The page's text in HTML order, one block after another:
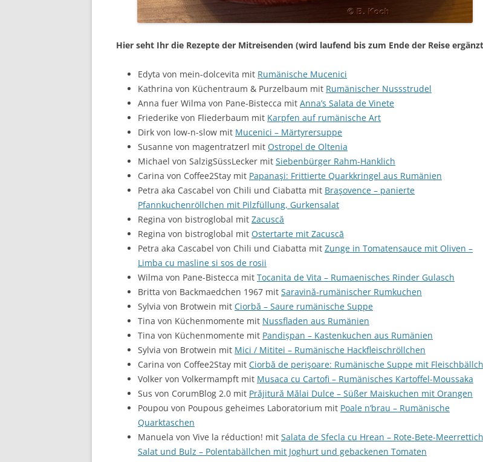
Hier seht Ihr die Rezepte der Mitreisenden (wird laufend bis zum Ende der Reise
Edyta von mein-dolcevita mit Rumänische Mucenici
Kathrina von Küchentraum & Purzelbaum mit Rumänischer Nussstrudel
Anna fuer Wilma von Pane-Bistecca mit Anna’s Salata de Vinete
Friederike von Fliederbaum mit Karpfen auf rumänische Art
Dirk von low-n-slow mit Mucenici – Märtyrersuppe
Susanne von magentratzerl mit Ostropel de Oltenia
Michael von SalzigSüssLecker mit Siebenbürger Rahm-Hanklich
Carina von Coffee2Stay mit Papanaşi: Frittierte Quarkkringel aus Rumänien
Petra aka Cascabel von Chili und Ciabatta mit Braşovence – panierte
Pfannkuchenröllchen mit Pilzfüllung, Gurkensalat
Regina von bistroglobal mit Zacuscă
Regina von bistroglobal mit Ostertarte mit Zacuscā
Petra aka Cascabel von Chili und Ciabatta mit Zunge in Tomatensauce mit Oliven –
Limba cu masline si sos de rosii
Wilma von Pane-Bistecca mit Tocanita de Vita – Rumaenisches Rinder Gulasch
Britta von Backmaedchen 1967 mit Saravină-rumänischer Rumkuchen
Sylvia von Brotwein mit Ciorbă – Saure rumänische Suppe
Tina von Küchenmomente mit Nussfladen aus Rumänien
Tina von Küchenmomente mit Pandișpan – Kastenkuchen aus Rumänien
Sylvia von Brotwein mit Mici / Mititei – Rumänische Hackfleischröllchen
Carina von Coffee2Stay mit Ciorbă de perişoare: Rumänische Suppe mit
Volker von Volkermampft mit Musaca cu Cartofi – Rumänisches Kartoffel-Moussaka
Sus von CorumBlog 2.0 mit Prăjitură Mălai Dulce – Süßer Maiskuchen mit Orangen
Poupou von Poupous geheimes Laboratorium mit Poale n’brau – Rumänische
Quarktaschen
Manuela von Vive la réduction! mit Salata de Sfecla cu Hrean – Rote-Bete-
Salat und Bulz – Polentabällchen mit Joghurt und gebackenen Tomaten